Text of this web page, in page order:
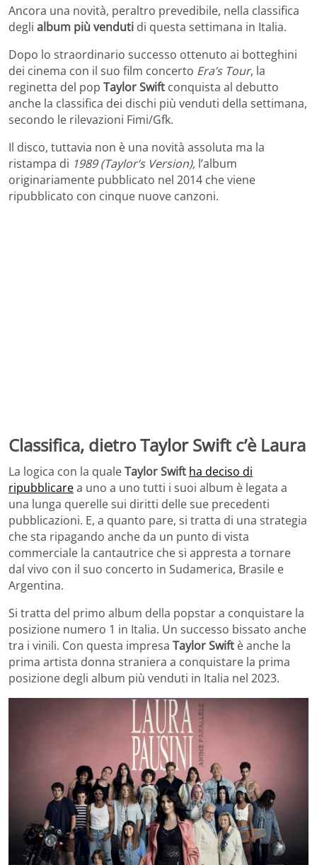
Ancora una novità, peraltro prevedibile, nella classifica
degli album più venduti di questa settimana in Italia.
Dopo lo straordinario successo ottenuto ai botteghini
dei cinema con il suo film concerto Era’s Tour, la
reginetta del pop Taylor Swift conquista al debutto
anche la classifica dei dischi più venduti della settimana,
secondo le rilevazioni Fimi/Gfk.
Il disco, tuttavia non è una novità assoluta ma la
ristampa di 1989 (Taylor’s Version), l’album
originariamente pubblicato nel 2014 che viene
ripubblicato con cinque nuove canzoni.
Classifica, dietro Taylor Swift c’è Laura
La logica con la qualeTaylor Swift ha deciso di
ripubblicarea uno a uno tutti i suoi album è legata a
una lunga querelle sui diritti delle sue precedenti
pubblicazioni. E, a quanto pare, si tratta di una strategia
che sta ripagando anche da un punto di vista
commerciale la cantautrice che si appresta a tornare
dal vivo con il suo concerto in Sudamerica, Brasile e
Argentina.
Si tratta del primo album della popstar a conquistare la
posizione numero 1 in Italia. Un successo bissato anche
tra i vinili. Con questa impresa Taylor Swift è anche la
prima artista donna straniera a conquistare la prima
posizione degli album più venduti in Italia nel 2023.